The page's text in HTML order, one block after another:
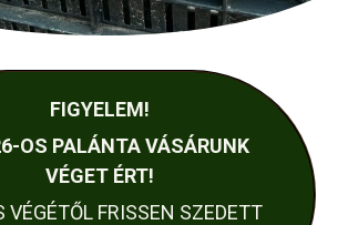
FIGYELEM!
OS PALÁNTA VÁSÁRUNK
VÉGET ÉRT!
VÉGÉTŐL FRISSEN SZEDETT